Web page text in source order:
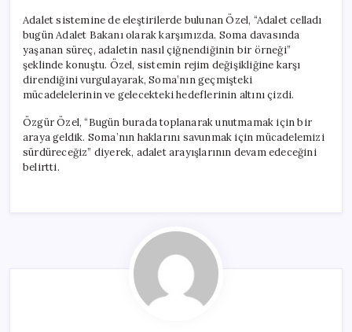
Adalet sistemine de eleştirilerde bulunan Özel, “Adalet celladı
bugün Adalet Bakanı olarak karşımızda. Soma davasında
yaşanan süreç, adaletin nasıl çiğnendiğinin bir örneği”
şeklinde konuştu. Özel, sistemin rejim değişikliğine karşı
direndiğini vurgulayarak, Soma’nın geçmişteki
mücadelelerinin ve gelecekteki hedeflerinin altını çizdi.
Özgür Özel, “Bugün burada toplanarak unutmamak için bir
araya geldik. Soma’nın haklarını savunmak için mücadelemizi
sürdüreceğiz” diyerek, adalet arayışlarının devam edeceğini
belirtti.